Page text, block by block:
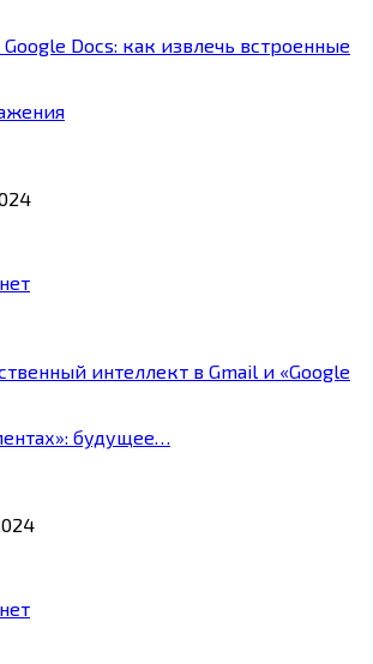
Docs: как извлечь встроенные
интеллект в Gmail и «Google
будущее…